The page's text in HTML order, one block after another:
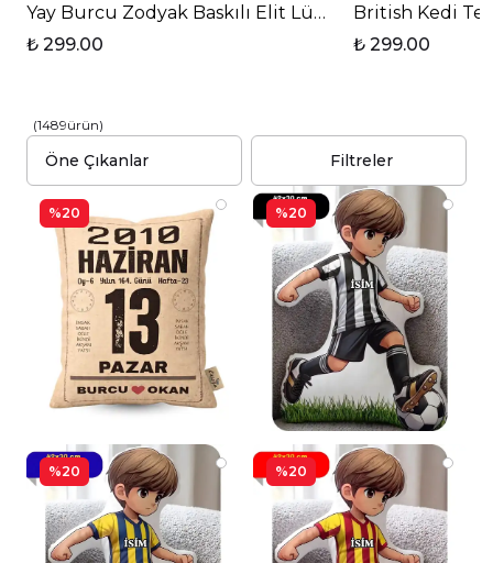
Yay Burcu Zodyak Baskılı Elit Lüx Porselen Kupa
₺ 299.00
British Kedi
₺ 299.00
(1489ürün)
Filtreler
%20 %20
%20 %20